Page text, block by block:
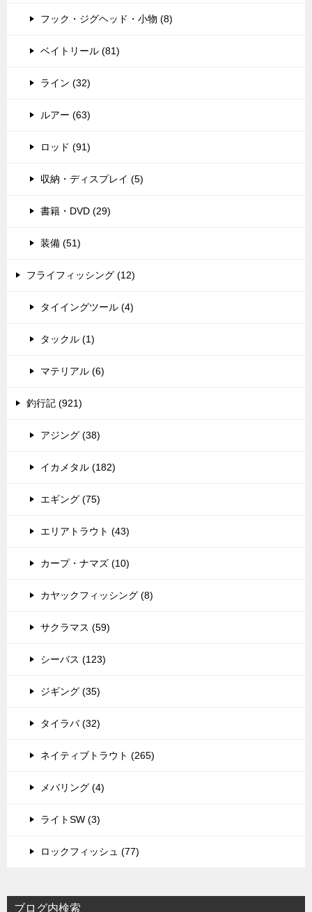
フック・ジグヘッド・小物 (8)
ベイトリール (81)
ライン (32)
ルアー (63)
ロッド (91)
収納・ディスプレイ (5)
書籍・DVD (29)
装備 (51)
フライフィッシング (12)
タイイングツール (4)
タックル (1)
マテリアル (6)
釣行記 (921)
アジング (38)
イカメタル (182)
エギング (75)
エリアトラウト (43)
カープ・ナマズ (10)
カヤックフィッシング (8)
サクラマス (59)
シーバス (123)
ジギング (35)
タイラバ (32)
ネイティブトラウト (265)
メバリング (4)
ライトSW (3)
ロックフィッシュ (77)
ブログ内検索